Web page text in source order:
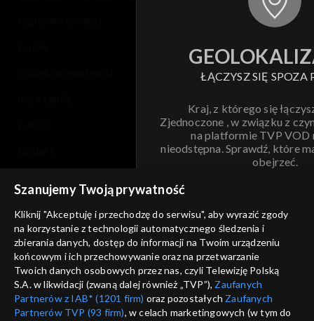
ŁĄCZYSZ SIĘ SPOZA
Kraj, z którego się
Zjednoczone , w związku z
na platformie TVP VOD
nieodstępna. Sprawdź, które
obejrzeć.
ANULUJ
informacje o dostawcy usług
Szanujemy Twoją prywatność
Kliknij "Akceptuję i przechodzę do serwisu", aby wyrazić zgody
na korzystanie z technologii automatycznego śledzenia i
zbierania danych, dostęp do informacji na Twoim urządzeniu
końcowym i ich przechowywanie oraz na przetwarzanie
Twoich danych osobowych przez nas, czyli Telewizję Polską
S.A. w likwidacji (zwaną dalej również „TVP”), Zaufanych
Partnerów z IAB* (1201 firm) oraz pozostałych Zaufanych
Partnerów TVP (93 firm), w celach marketingowych (w tym do